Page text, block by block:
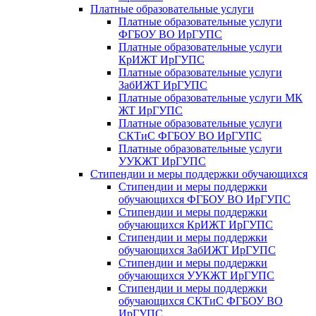
Платные образовательные услуги
Платные образовательные услуги
ФГБОУ ВО ИрГУПС
Платные образовательные услуги
КрИЖТ ИрГУПС
Платные образовательные услуги
ЗабИЖТ ИрГУПС
Платные образовательные услуги МК
ЖТ ИрГУПС
Платные образовательные услуги
СКТиС ФГБОУ ВО ИрГУПС
Платные образовательные услуги
УУКЖТ ИрГУПС
Стипендии и меры поддержки обучающихся
Стипендии и меры поддержки
обучающихся ФГБОУ ВО ИрГУПС
Стипендии и меры поддержки
обучающихся КрИЖТ ИрГУПС
Стипендии и меры поддержки
обучающихся ЗабИЖТ ИрГУПС
Стипендии и меры поддержки
обучающихся УУКЖТ ИрГУПС
Стипендии и меры поддержки
обучающихся СКТиС ФГБОУ ВО
ИрГУПС